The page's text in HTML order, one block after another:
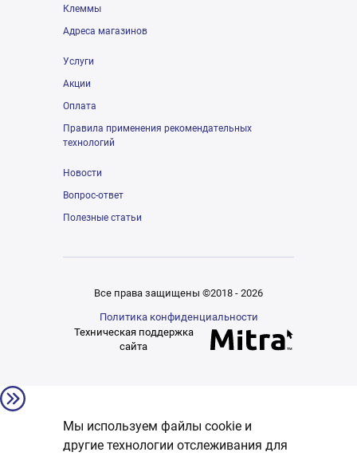
Клеммы
Адреса магазинов
Услуги
Акции
Оплата
Правила применения рекомендательных
технологий
Новости
Вопрос-ответ
Полезные статьи
Все права защищены ©2018 - 2026
Политика конфиденциальности
Техническая поддержка
сайта
Мы используем файлы cookie и
другие технологии отслеживания для